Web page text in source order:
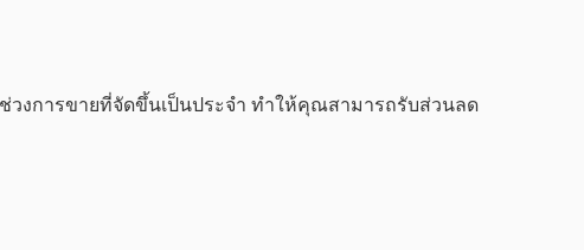
วงการขายที่จัดขึ้นเป็นประจำ ทำให้คุณสามารถรับส่วนลด